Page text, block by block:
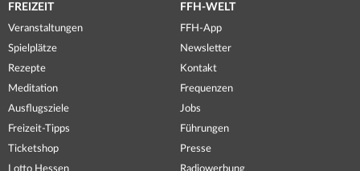
FREIZEIT
Veranstaltungen
Spielplätze
Rezepte
Meditation
Ausflugsziele
Freizeit-Tipps
Ticketshop
Lotto Hessen
FFH-WELT
FFH-App
Newsletter
Kontakt
Frequenzen
Jobs
Führungen
Presse
Radiowerbung